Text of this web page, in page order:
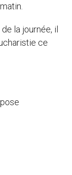
la journée, il
ce